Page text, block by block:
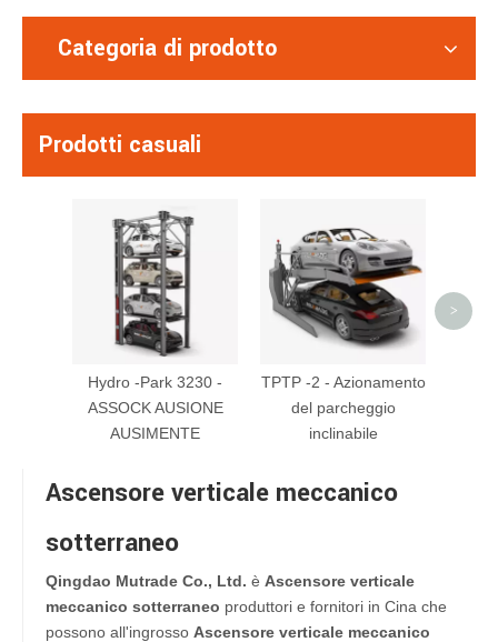
Categoria di prodotto
Prodotti casuali
Hydro -Park 3230 -
ASSOCK AUSIONE
AUSIMENTE
TPTP -2 - Azionamento
del parcheggio
inclinabile
>
Ascensore verticale meccanico
sotterraneo
Qingdao Mutrade Co., Ltd. è Ascensore verticale
meccanico sotterraneo produttori e fornitori in Cina che
possono all'ingrosso Ascensore verticale meccanico